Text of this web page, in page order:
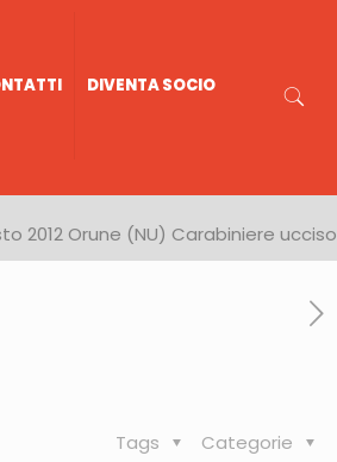
DIVENTA SOCIO
2012 Orune (NU) Carabiniere ucciso
Categorie
Tags